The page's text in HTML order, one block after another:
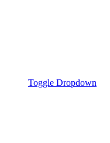
Toggle Dropdown